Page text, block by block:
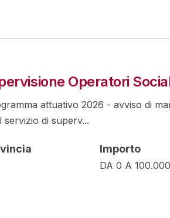
Operatori
attuativo 2026 - avviso di
servizio di superv...
Importo
DA 0 A